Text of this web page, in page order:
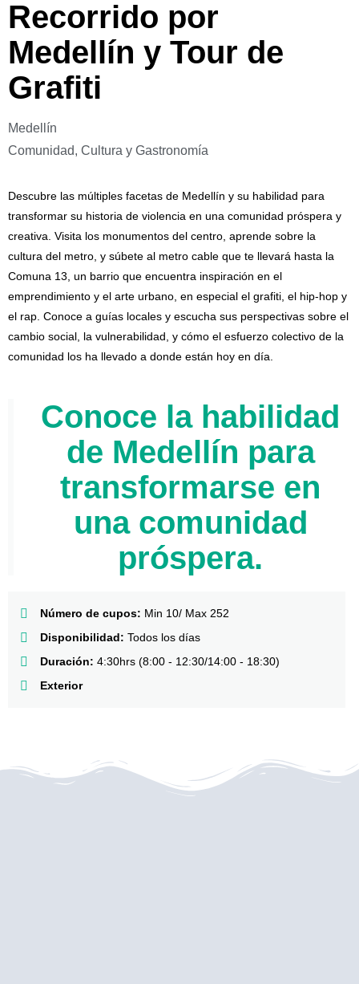
Recorrido por
Medellín y Tour de
Grafiti
Medellín
Comunidad, Cultura y Gastronomía
Descubre las múltiples facetas de Medellín y su habilidad para
transformar su historia de violencia en una comunidad próspera y
creativa. Visita los monumentos del centro, aprende sobre la
cultura del metro, y súbete al metro cable que te llevará hasta la
Comuna 13, un barrio que encuentra inspiración en el
emprendimiento y el arte urbano, en especial el grafiti, el hip-hop y
el rap. Conoce a guías locales y escucha sus perspectivas sobre el
cambio social, la vulnerabilidad, y cómo el esfuerzo colectivo de la
comunidad los ha llevado a donde están hoy en día.
Conoce la habilidad
de Medellín para
transformarse en
una comunidad
próspera.
Número de cupos: Min 10/ Max 252
Disponibilidad: Todos los días
Duración: 4:30hrs (8:00 - 12:30/14:00 - 18:30)
Exterior